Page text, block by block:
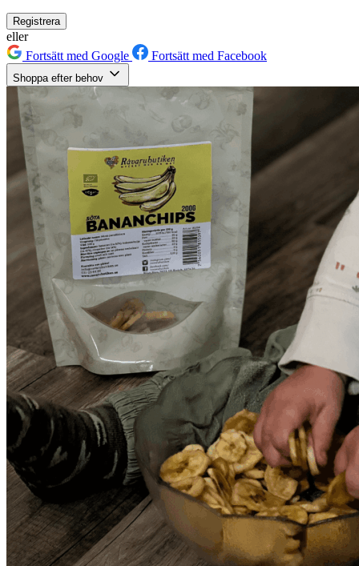
Registrera
eller
Fortsätt med Google
Fortsätt med Facebook
Shoppa efter behov